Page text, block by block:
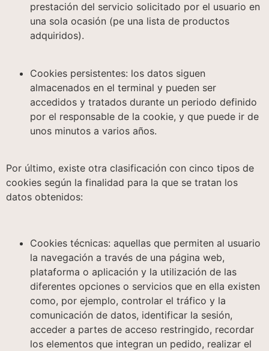
prestación del servicio solicitado por el usuario en
una sola ocasión (pe una lista de productos
adquiridos).
Cookies persistentes: los datos siguen
almacenados en el terminal y pueden ser
accedidos y tratados durante un periodo definido
por el responsable de la cookie, y que puede ir de
unos minutos a varios años.
Por último, existe otra clasificación con cinco tipos de
cookies según la finalidad para la que se tratan los
datos obtenidos:
Cookies técnicas: aquellas que permiten al usuario
la navegación a través de una página web,
plataforma o aplicación y la utilización de las
diferentes opciones o servicios que en ella existen
como, por ejemplo, controlar el tráfico y la
comunicación de datos, identificar la sesión,
acceder a partes de acceso restringido, recordar
los elementos que integran un pedido, realizar el